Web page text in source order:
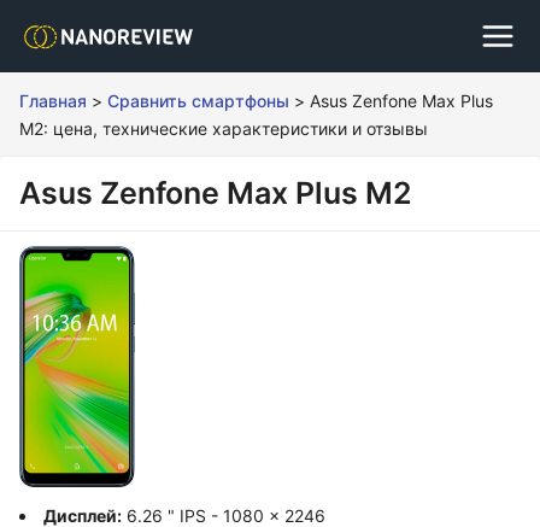
Главная > Сравнить смартфоны > Asus Zenfone Max Plus
M2: цена, технические характеристики и отзывы
Asus Zenfone Max Plus M2
Дисплей: 6.26 " IPS - 1080 x 2246